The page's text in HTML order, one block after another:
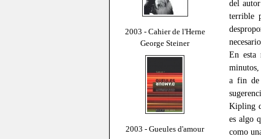
2003 - Cahier de l'Herne
George Steiner
2003 - Gueules d'amour
del
terrible
En esta
minutos,
a fin de
Kipling
es algo
como